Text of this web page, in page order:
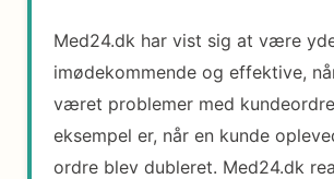
Med24.dk har vist sig at være
imødekommende og effektive,
været problemer med
eksempel er, når en kunde
ordre blev dubleret. Med24.dk